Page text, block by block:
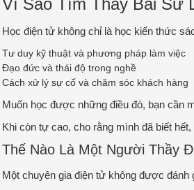
Học điện tử không chỉ là học kiến thức
Tư duy kỹ thuật và phương pháp làm việc
Đạo đức và thái độ trong nghề
Cách xử lý sự cố và chăm sóc khách hàng
Muốn học được những điều đó, bạn cần
Khi còn tự cao, cho rằng mình đã biết
Thế Nào Là Một Người Thầy
Một chuyên gia điện tử không được